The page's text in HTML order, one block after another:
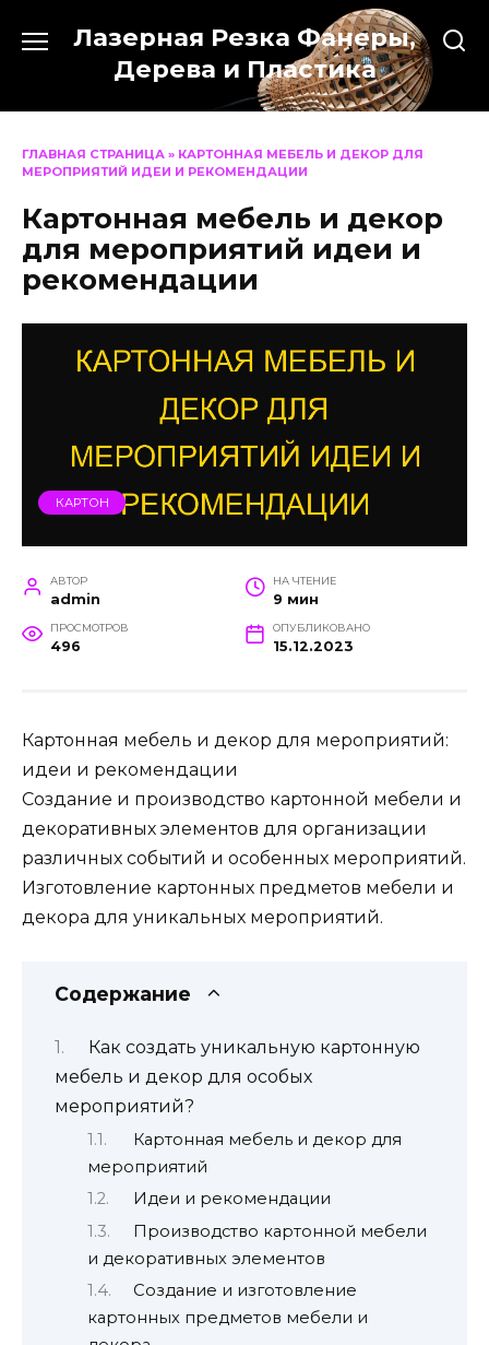
содержанию
Лазерная Резка Фанеры,
Дерева и Пластика
ГЛАВНАЯ СТРАНИЦА » КАРТОННАЯ МЕБЕЛЬ И ДЕКОР ДЛЯ
МЕРОПРИЯТИЙ ИДЕИ И РЕКОМЕНДАЦИИ
Картонная мебель и декор
для мероприятий идеи и
рекомендации
КАРТОН
АВТОР
admin
НА ЧТЕНИЕ
9 мин
ПРОСМОТРОВ
496
ОПУБЛИКОВАНО
15.12.2023
Картонная мебель и декор для мероприятий:
идеи и рекомендации
Создание и производство картонной мебели и
декоративных элементов для организации
различных событий и особенных мероприятий.
Изготовление картонных предметов мебели и
декора для уникальных мероприятий.
Содержание
Как создать уникальную картонную
мебель и декор для особых
мероприятий?
Картонная мебель и декор для
мероприятий
Идеи и рекомендации
Производство картонной мебели
и декоративных элементов
Создание и изготовление
картонных предметов мебели и